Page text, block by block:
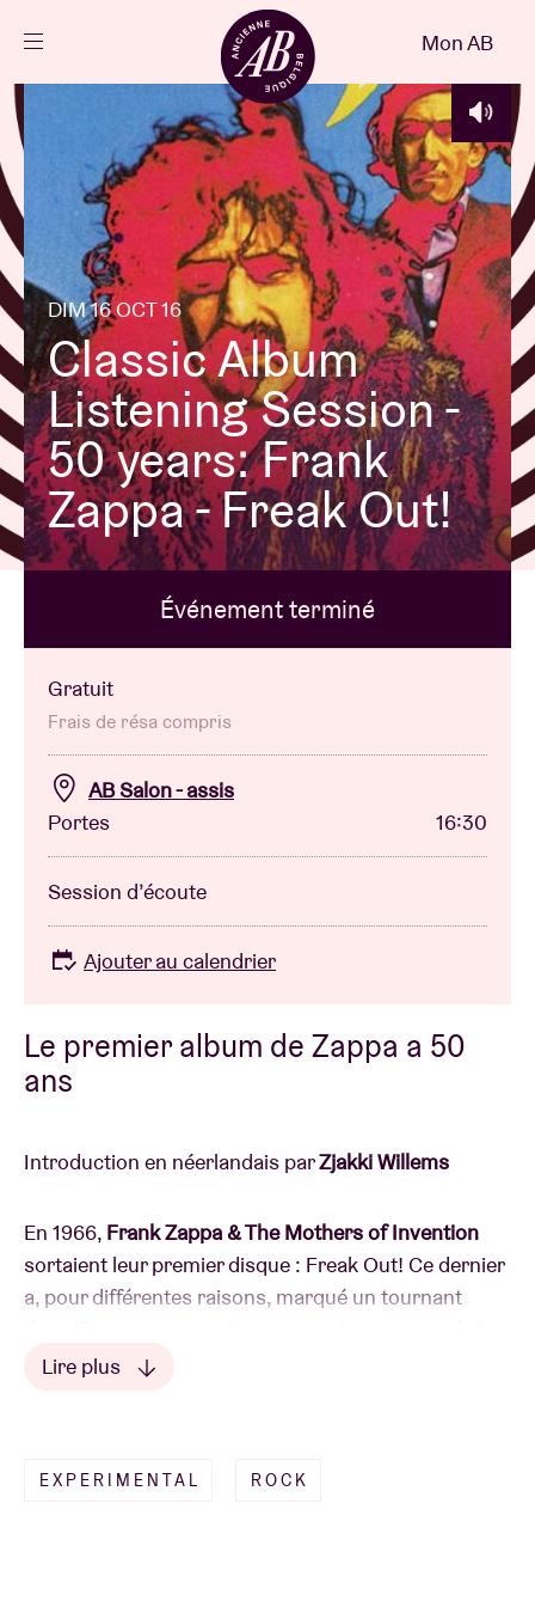
FR
Agenda
Projets
Actualités
Infos visiteurs
AB ❤ you
Location de salles
BRDCST
ABtv
Chèque-concert
À propos de l'AB
Contact
Mon AB
DIM 16 OCT 16
Classic Album
Listening Session -
50 years: Frank
Zappa - Freak Out!
Le premier album de Zappa a 50
ans
Introduction en néerlandais parZjakki Willems
En 1966, Frank Zappa & The Mothers of Invention
sortaient leur premier disque : Freak Out! Ce dernier
a, pour différentes raisons, marqué un tournant
technique d’enregistrement ou du point de vue
même parler des textes satiriques, d’artwork, de
Lire plus
EXPERIMENTAL ROCK
Événement terminé
Gratuit
Frais de résa compris
AB Salon - assis
Portes
16:30
Session d’écoute
Ajouter au calendrier